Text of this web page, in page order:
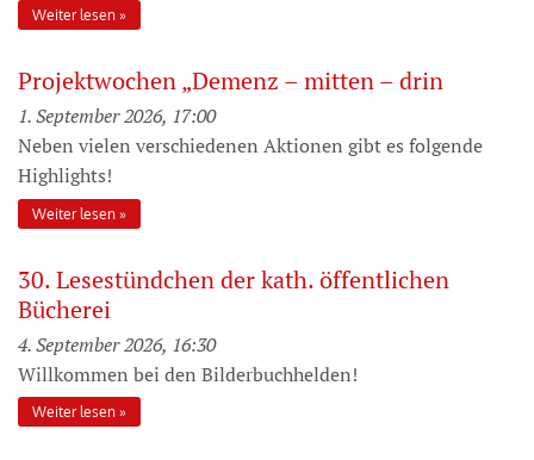
Weiter lesen
Projektwochen „Demenz – mitten – drin
1. September 2026, 17:00
Neben vielen verschiedenen Aktionen gibt es folgende
Highlights!
Weiter lesen
30. Lesestündchen der kath. öffentlichen
Bücherei
4. September 2026, 16:30
Willkommen bei den Bilderbuchhelden!
Weiter lesen